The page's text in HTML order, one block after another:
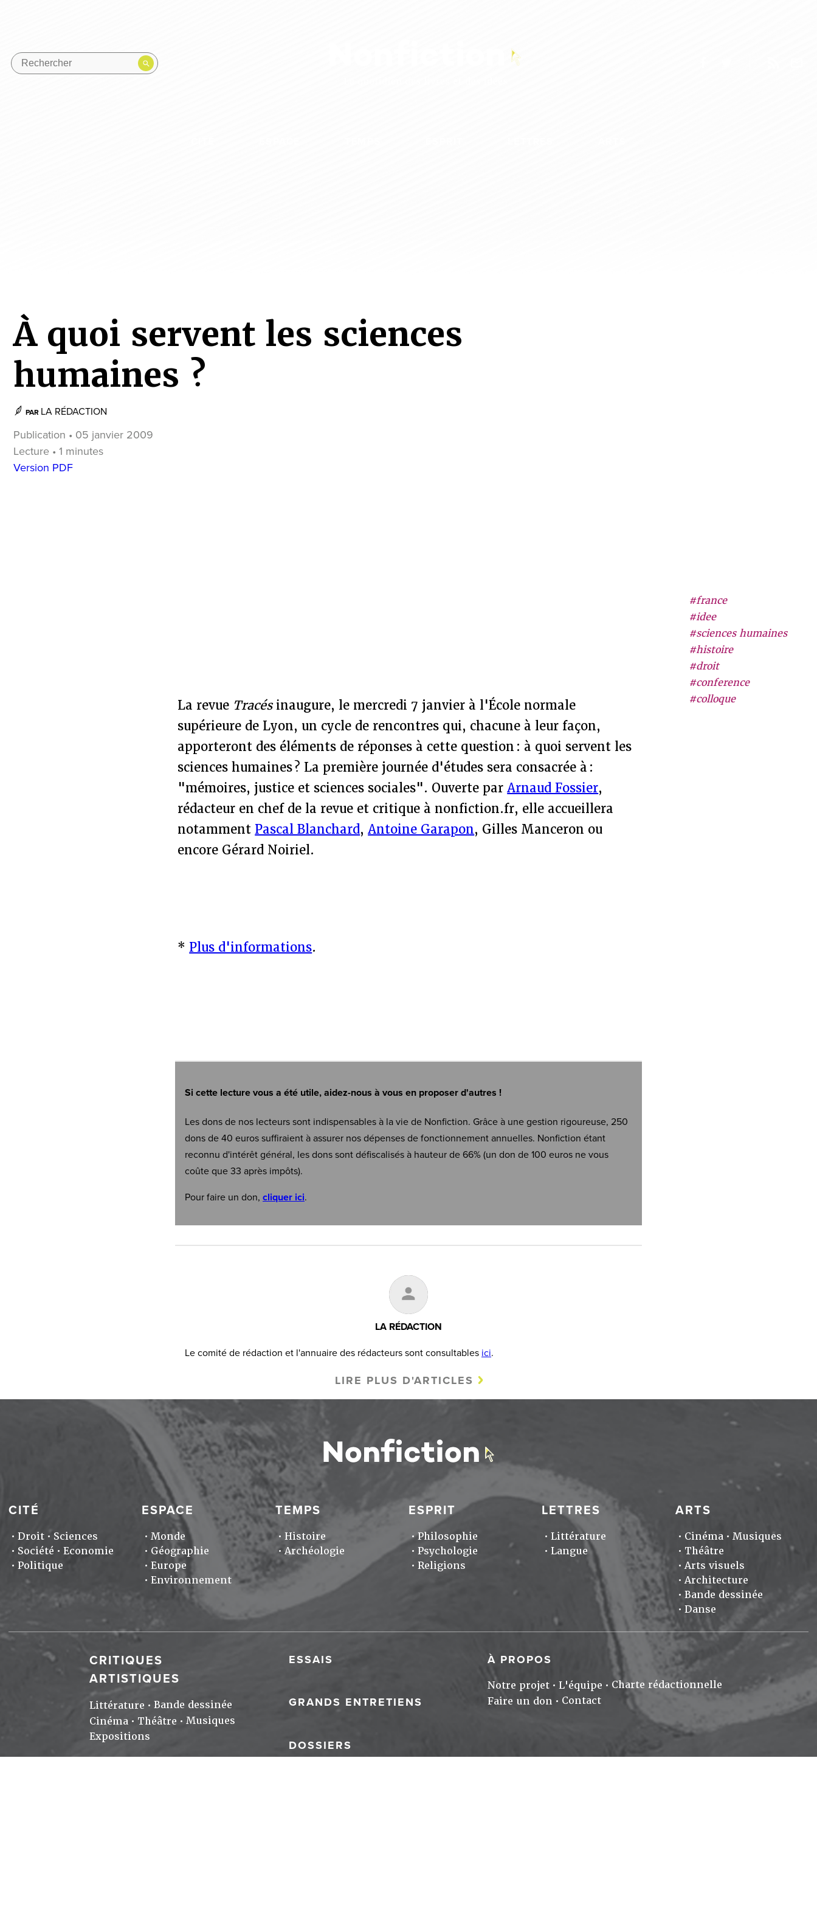
À quoi servent les sciences
humaines ?
PAR LA RÉDACTION
Publication • 05 janvier 2009
Lecture • 1 minutes
Version PDF
#france
#idee
#sciences humaines
#histoire
#droit
#conference
#colloque
La revue Tracésinaugure, le mercredi 7 janvier à l'École normale
supérieure de Lyon, un cycle de rencontres qui, chacune à leur façon,
apporteront des éléments de réponses à cette question : à quoi servent les
sciences humaines ? La première journée d'études sera consacrée à :
"mémoires, justice et sciences sociales". Ouverte parArnaud Fossier,
rédacteur en chef de la revue et critique à nonfiction.fr, elle accueillera
notamment Pascal Blanchard,Antoine Garapon, Gilles Manceron ou
encore Gérard Noiriel.
* Plus d'informations.
Si cette lecture vous a été utile, aidez-nous à vous en proposer d'autres !
Les dons de nos lecteurs sont indispensables à la vie de Nonfiction. Grâce à une gestion rigoureuse, 250
dons de 40 euros suffiraient à assurer nos dépenses de fonctionnement annuelles. Nonfiction étant
reconnu d'intérêt général, les dons sont défiscalisés à hauteur de 66% (un don de 100 euros ne vous
coûte que 33 après impôts).
Pour faire un don, cliquer ici.
LA RÉDACTION
Le comité de rédaction et l'annuaire des rédacteurs sont consultables ici.
LIRE PLUS D'ARTICLES
CITÉ
Droit
Sciences
Société
Economie
Politique
ESPACE
Monde
Géographie
Europe
Environnement
TEMPS
Histoire
Archéologie
ESPRIT
Philosophie
Psychologie
Religions
LETTRES
Littérature
Langue
ARTS
Cinéma
Musiques
Théâtre
Arts visuels
Architecture
Bande dessinée
Danse
CRITIQUES
ARTISTIQUES
Littérature
Bande dessinée
Cinéma
Théâtre
Musiques
Expositions
ESSAIS
GRANDS ENTRETIENS
DOSSIERS
À PROPOS
Notre projet L'équipe
Charte rédactionnelle
Faire un don
Contact